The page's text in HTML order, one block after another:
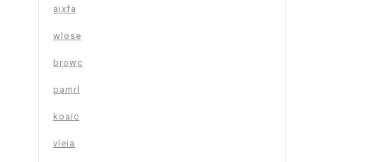
aixfa
wlose
browc
pamrl
koaic
vleia